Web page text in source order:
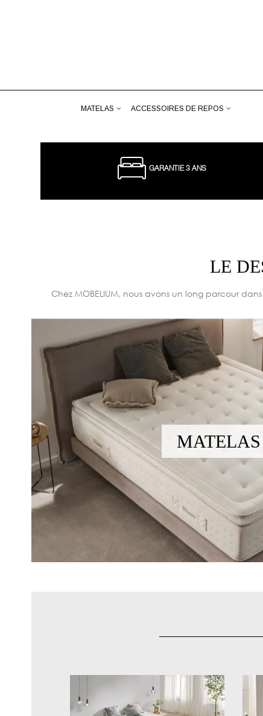
MATELAS ACCESSOIRES DE REPOS
GARANTIE 3 ANS
LE
Chez MOBELIUM, nous avons un long parcour
MATELAS